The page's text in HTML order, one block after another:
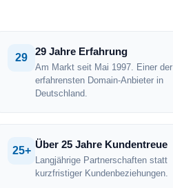
29
29 Jahre Erfahrung
Am Markt seit Mai 1997. Einer der
erfahrensten Domain-Anbieter in
Deutschland.
25+
Über 25 Jahre Kundentreue
Langjährige Partnerschaften statt
kurzfristiger Kundenbeziehungen.